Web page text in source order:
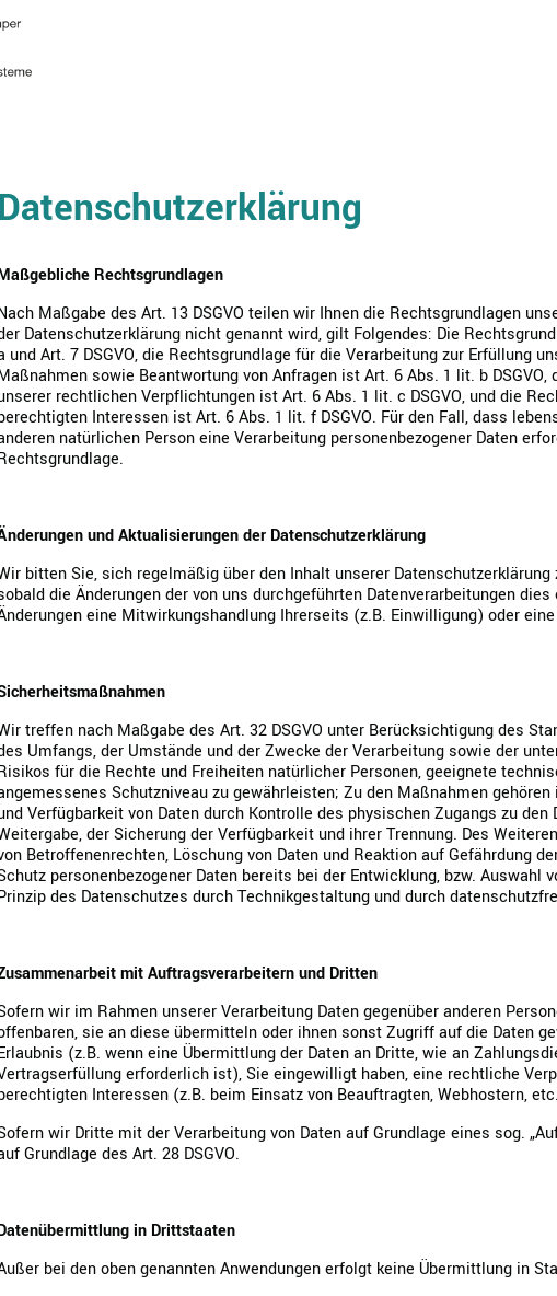
Datenschutzerklärung
Rechtsgrundlagen
Maßgabe des Art. 13 DSGVO teilen wir Ihnen die Rechtsgrundlagen
Datenschutzerklärung nicht genannt wird, gilt Folgendes: Die
und Art. 7 DSGVO, die Rechtsgrundlage für die Verarbeitung zur Erfüllung
sowie Beantwortung von Anfragen ist Art. 6 Abs. 1 lit. b
rechtlichen Verpflichtungen ist Art. 6 Abs. 1 lit. c DSGVO, und die
Interessen ist Art. 6 Abs. 1 lit. f DSGVO. Für den Fall, dass
natürlichen Person eine Verarbeitung personenbezogener Daten
und Aktualisierungen der Datenschutzerklärung
bitten Sie, sich regelmäßig über den Inhalt unserer
die Änderungen der von uns durchgeführten Datenverarbeitungen
eine Mitwirkungshandlung Ihrerseits (z.B. Einwilligung) oder
treffen nach Maßgabe des Art. 32 DSGVO unter Berücksichtigung des
Umfangs, der Umstände und der Zwecke der Verarbeitung sowie der
für die Rechte und Freiheiten natürlicher Personen, geeignete
Schutzniveau zu gewährleisten; Zu den Maßnahmen
Verfügbarkeit von Daten durch Kontrolle des physischen Zugangs zu
der Sicherung der Verfügbarkeit und ihrer Trennung. Des
Betroffenenrechten, Löschung von Daten und Reaktion auf Gefährdung
personenbezogener Daten bereits bei der Entwicklung, bzw. Auswahl
des Datenschutzes durch Technikgestaltung und durch
mit Auftragsverarbeitern und Dritten
wir im Rahmen unserer Verarbeitung Daten gegenüber anderen
sie an diese übermitteln oder ihnen sonst Zugriff auf die Daten
(z.B. wenn eine Übermittlung der Daten an Dritte, wie an
erforderlich ist), Sie eingewilligt haben, eine rechtliche
Interessen (z.B. beim Einsatz von Beauftragten, Webhostern,
wir Dritte mit der Verarbeitung von Daten auf Grundlage eines sog.
Grundlage des Art. 28 DSGVO.
in Drittstaaten
bei den oben genannten Anwendungen erfolgt keine Übermittlung in